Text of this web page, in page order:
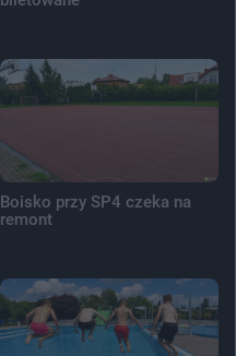
Boisko przy SP4 czeka na
remont